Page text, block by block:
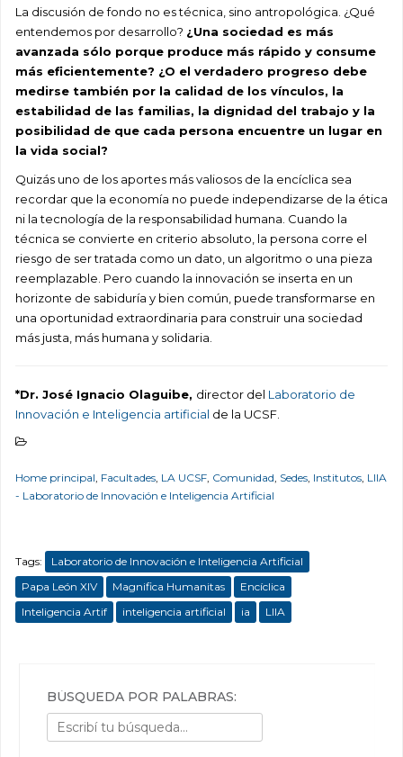
La discusión de fondo no es técnica, sino antropológica. ¿Qué
entendemos por desarrollo? ¿Una sociedad es más
avanzada sólo porque produce más rápido y consume
más eficientemente? ¿O el verdadero progreso debe
medirse también por la calidad de los vínculos, la
estabilidad de las familias, la dignidad del trabajo y la
posibilidad de que cada persona encuentre un lugar en
la vida social?
Quizás uno de los aportes más valiosos de la encíclica sea
recordar que la economía no puede independizarse de la ética
ni la tecnología de la responsabilidad humana. Cuando la
técnica se convierte en criterio absoluto, la persona corre el
riesgo de ser tratada como un dato, un algoritmo o una pieza
reemplazable. Pero cuando la innovación se inserta en un
horizonte de sabiduría y bien común, puede transformarse en
una oportunidad extraordinaria para construir una sociedad
más justa, más humana y solidaria.
*Dr. José Ignacio Olaguibe, director del Laboratorio de
Innovación e Inteligencia artificial de la UCSF.
Home principal, Facultades, LA UCSF, Comunidad, Sedes, Institutos, LIIA
- Laboratorio de Innovación e Inteligencia Artificial
Tags:
Laboratorio de Innovación e Inteligencia Artificial
Papa León XIV
Magnifica Humanitas
Encíclica
Inteligencia Artif
inteligencia artificial ia LIIA
BÚSQUEDA POR PALABRAS: